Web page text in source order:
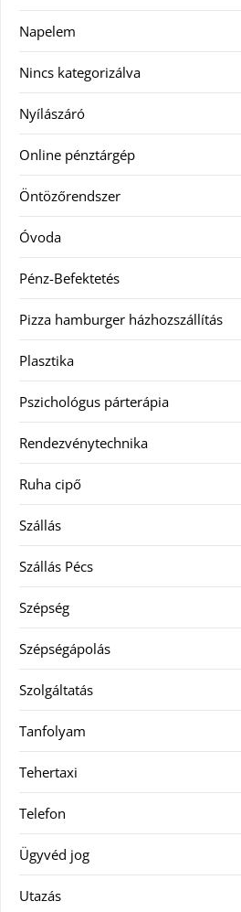
Napelem
Nincs kategorizálva
Nyílászáró
Online pénztárgép
Öntözőrendszer
Óvoda
Pénz-Befektetés
Pizza hamburger házhozszállítás
Plasztika
Pszichológus párterápia
Rendezvénytechnika
Ruha cipő
Szállás
Szállás Pécs
Szépség
Szépségápolás
Szolgáltatás
Tanfolyam
Tehertaxi
Telefon
Ügyvéd jog
Utazás